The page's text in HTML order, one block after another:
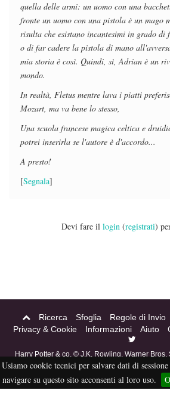
quella delle armi: un uomo con una
fronte un uomo con una pistola è un mago
risulta che esistano incantesimi in grado di
o di far cadere la pistola di mano
mia storia è così. Quindi, sì, Adrian è un
mondo.
In realtà, Fletus mentre lava i piatti
Mozart, ma va bene lo stesso,
Una scuola francese magica celtica e
potrei inserirla se l'autore è d'accordo...
A presto!
[Segnala]
Devi fare il login (registrati)
Ricerca Sfoglia Regole di Invio
Privacy & Cookie
Informazioni Aiuto
Harry Potter & co. © J.K. Rowling, Warner
riservati. Acciofanfiction © 2004-2016. Questo
tutti i materiali in esso contenuti sono stati
sono proprietà dei rispettivi autori, non
Usiamo cookie tecnici per salvare dati di
navigare su questo sito acconsenti al loro uso.